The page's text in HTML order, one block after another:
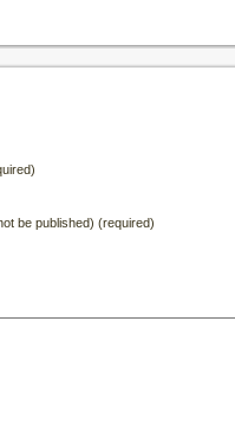
be published) (required)